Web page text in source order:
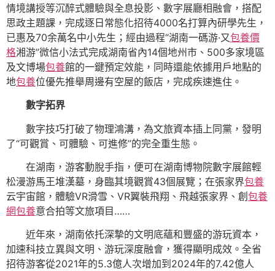
情境講授等沉醉式體驗與全息投影、數字展廳相融會，搭配
思政主題課，完成逐日常態化招待4000名打算內研學先生，
已惠及70余萬名中小先生；經由過程“湖南一碼游·又包養價
格湘游”微信小法式完成湖南省內14個地州市、500多家境區
及文博場包養館的一鍵預定效能，同時還能依據用戶地點的
地包養位優先推舉周邊有空屋的飯店，完成疾速進住。
數字拓界
數字技巧打破了物理鴻溝，為文旅資本插上同黨，發明
了“可觀賞、可體驗、可進修”的完全重生態。
在湖南，游客動脫手指，便可在湖南博物院數字展館輕
松漫游馬王堆漢墓，身臨其境觀賞43個展覽；在張家界包養
云宇宙館，體驗VR滑雪、VR翼裝飛翔、飛越張家界、創 包養
網包養意合拍等文旅項目……
近年來，湖南依托深摯的文明底蘊和豐盛的游玩資本，
加速科技立異與文明、游玩深度融會，獲得顯明成效。全省
招待游客從2021年的5.3億人次增加到2024年的7.42億人